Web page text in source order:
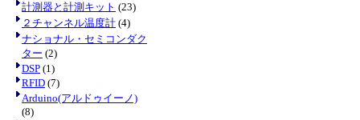
計測器と計測キット (23)
２チャンネル温度計 (4)
ナショナル・セミコンダク
ター (2)
DSP (1)
RFID (7)
Arduino(アルドゥイーノ)
(8)